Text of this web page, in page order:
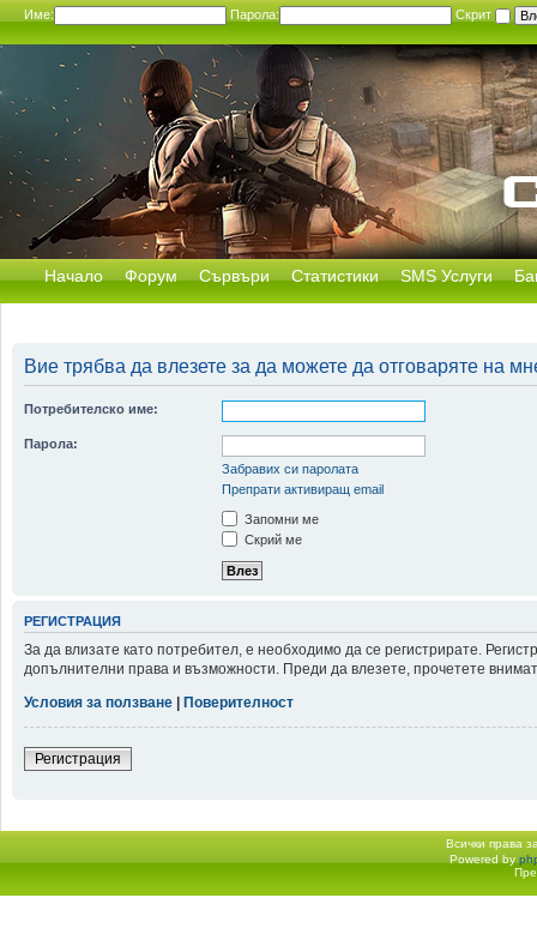
Име: Парола: Скрит
Начало Форум Сървъри Статистики SMS Услуги
Вие трябва да влезете за да можете да отговаряте на
Потребителско име:
Парола:
Забравих си паролата
Препрати активиращ email
Запомни ме
Скрий ме
РЕГИСТРАЦИЯ
За да влизате като потребител, е необходимо да се регистрирате.
допълнителни права и възможности. Преди да влезете, прочетете
Условия за ползване | Поверителност
Регистрация
Всички права
Начало форум Powered by